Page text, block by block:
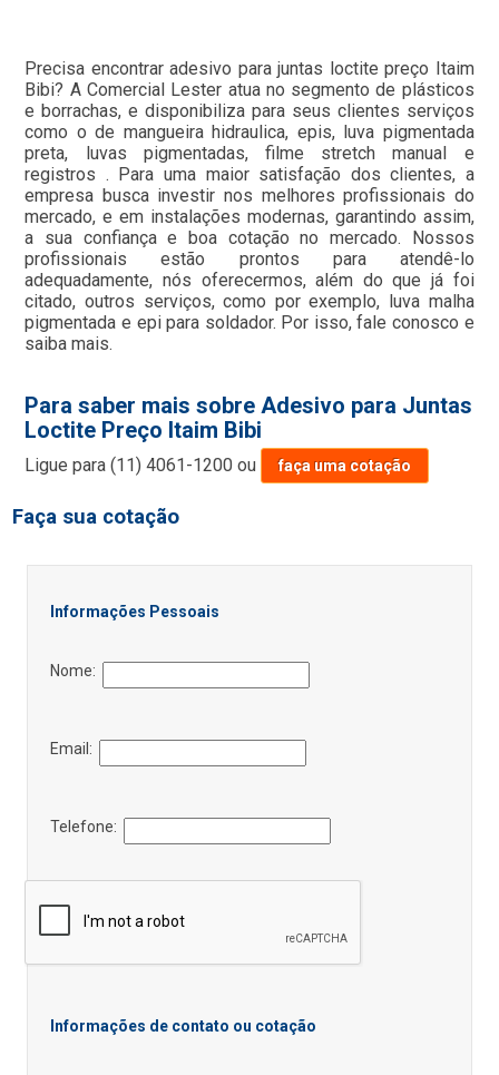
Precisa encontrar adesivo para juntas loctite preço Itaim
Bibi? A Comercial Lester atua no segmento de plásticos
e borrachas, e disponibiliza para seus clientes serviços
como o de mangueira hidraulica, epis, luva pigmentada
preta, luvas pigmentadas, filme stretch manual e
registros . Para uma maior satisfação dos clientes, a
empresa busca investir nos melhores profissionais do
mercado, e em instalações modernas, garantindo assim,
a sua confiança e boa cotação no mercado. Nossos
profissionais estão prontos para atendê-lo
adequadamente, nós oferecermos, além do que já foi
citado, outros serviços, como por exemplo, luva malha
pigmentada e epi para soldador. Por isso, fale conosco e
saiba mais.
Para saber mais sobre Adesivo para Juntas
Loctite Preço Itaim Bibi
Ligue para(11) 4061-1200 ou faça uma cotação
Faça sua cotação
Informações Pessoais
Nome:
Email:
Telefone:
Informações de contato ou cotação